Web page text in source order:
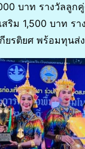
บาท รางวัลลูก
ริม 1,500 บาท รา
ยรติยศ พร้อมทุนส่